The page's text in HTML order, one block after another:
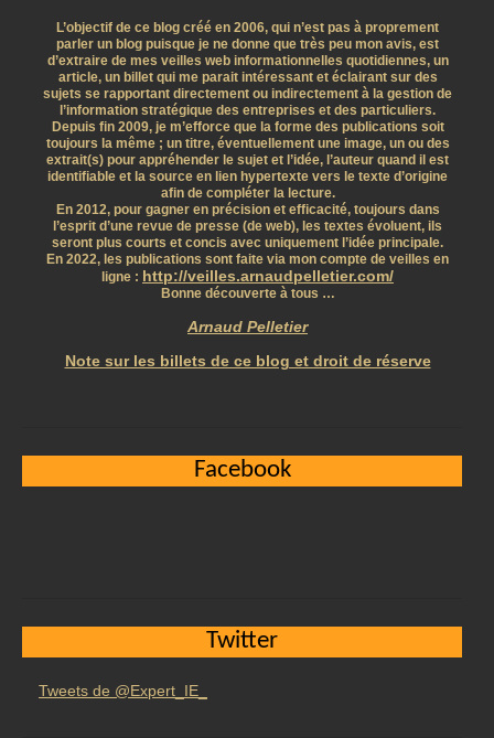
L’objectif de ce blog créé en 2006, qui n’est pas à proprement
parler un blog puisque je ne donne que très peu mon avis, est
d’extraire de mes veilles web informationnelles quotidiennes, un
article, un billet qui me parait intéressant et éclairant sur des
sujets se rapportant directement ou indirectement à la gestion de
l’information stratégique des entreprises et des particuliers.
Depuis fin 2009, je m’efforce que la forme des publications soit
toujours la même ; un titre, éventuellement une image, un ou des
extrait(s) pour appréhender le sujet et l’idée, l’auteur quand il est
identifiable et la source en lien hypertexte vers le texte d’origine
afin de compléter la lecture.
En 2012, pour gagner en précision et efficacité, toujours dans
l’esprit d’une revue de presse (de web), les textes évoluent, ils
seront plus courts et concis avec uniquement l’idée principale.
En 2022, les publications sont faite via mon compte de veilles en
ligne : http://veilles.arnaudpelletier.com/
Bonne découverte à tous …
Arnaud Pelletier
Note sur les billets de ce blog et droit de réserve
Facebook
Twitter
Tweets de @Expert_IE_